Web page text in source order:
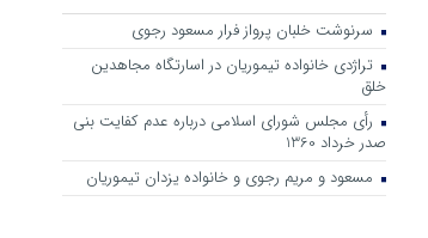
سرنوشت خلبان پرواز فرار مسعود رجوی
تراژدی خانواده تیموریان در اسارتگاه مجاهدین
خلق
رأی مجلس شورای اسلامی درباره عدم كفایت بنی
صدر خرداد 1360
مسعود و مریم رجوی و خانواده یزدان تیموریان